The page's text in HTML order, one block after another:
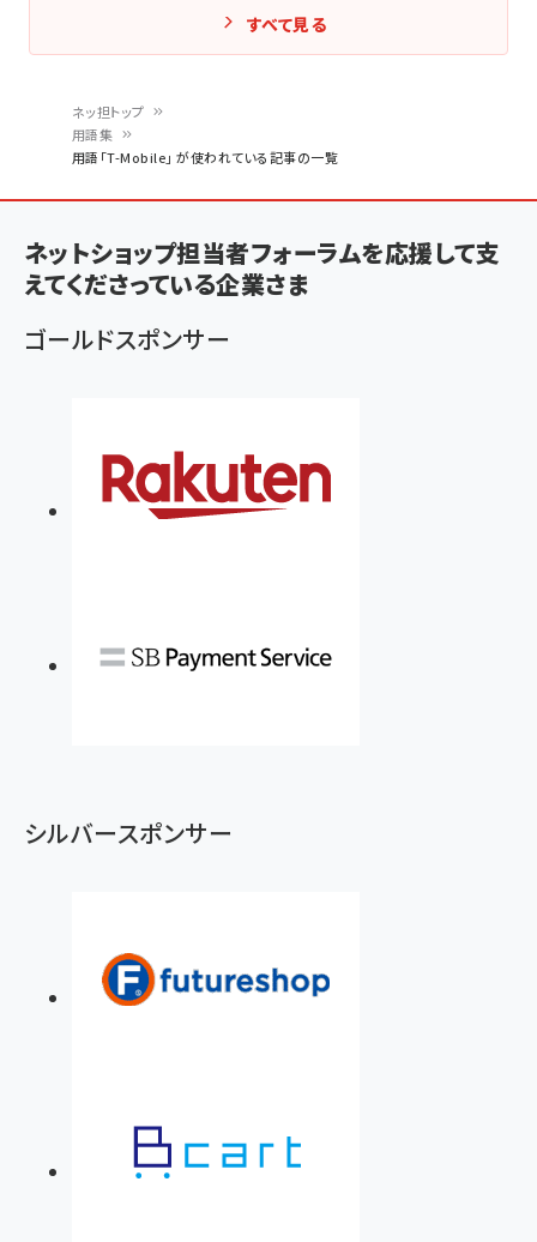
ン
く
ず
ネッ担トップ
用語集
用語「T-Mobile」 が使われている記事の一覧
すべて見る
ネットショップ担当者フォーラムを応援して支
えてくださっている企業さま
ゴールドスポンサー
シルバースポンサー